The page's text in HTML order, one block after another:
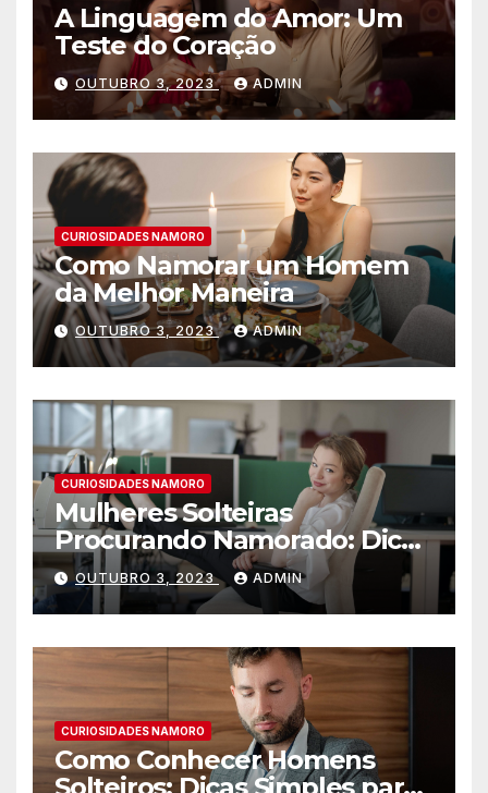
A Linguagem do Amor: Um
Teste do Coração
OUTUBRO 3, 2023 ADMIN
CURIOSIDADES NAMORO
Como Namorar um Homem
da Melhor Maneira
OUTUBRO 3, 2023 ADMIN
CURIOSIDADES NAMORO
Mulheres Solteiras
Procurando Namorado: Dicas
para Encontrar o Amor
OUTUBRO 3, 2023 ADMIN
CURIOSIDADES NAMORO
Como Conhecer Homens